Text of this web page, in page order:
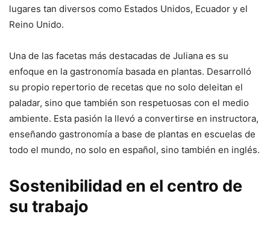
lugares tan diversos como Estados Unidos, Ecuador y el
Reino Unido.
Una de las facetas más destacadas de Juliana es su
enfoque en la gastronomía basada en plantas. Desarrolló
su propio repertorio de recetas que no solo deleitan el
paladar, sino que también son respetuosas con el medio
ambiente. Esta pasión la llevó a convertirse en instructora,
enseñando gastronomía a base de plantas en escuelas de
todo el mundo, no solo en español, sino también en inglés.
Sostenibilidad en el centro de
su trabajo